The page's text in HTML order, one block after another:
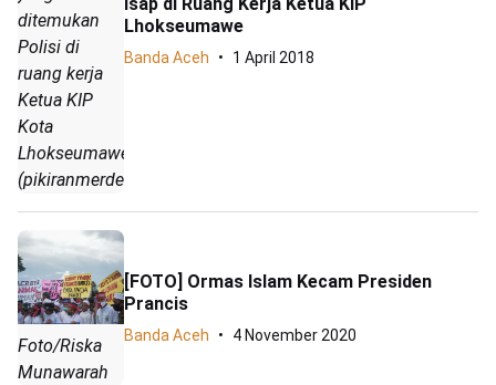
ditemukan
Polisi di
ruang kerja
Ketua KIP
Kota
Lhokseumawe.
(pikiranmerdeka.o/IST)
Lhokseumawe
Banda Aceh 1 April 2018
Foto/Riska
Munawarah
[FOTO] Ormas Islam Kecam Presiden
Prancis
Banda Aceh 4 November 2020